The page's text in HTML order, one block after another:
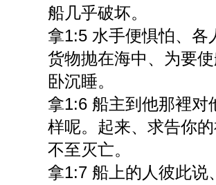
船几乎破坏。
拿1:5 水手便惧怕、各
货物抛在海中、为要
卧沉睡。
拿1:6 船主到他那裡对
样呢。起来、求告你
不至灭亡。
拿1:7 船上的人彼此说